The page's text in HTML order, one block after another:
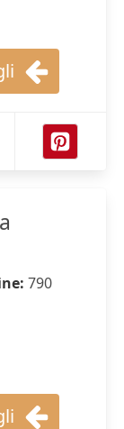
790